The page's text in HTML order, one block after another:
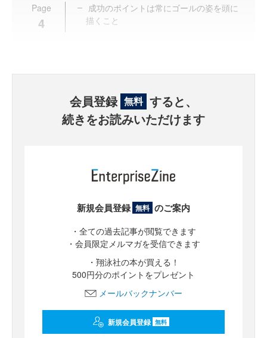
Page
4
成功のポイントは常にゴールの姿を頭に
描くこと
会員登録 無料 すると、
続きをお読みいただけます
新規会員登録 無料 のご案内
・全ての過去記事が閲覧できます
・会員限定メルマガを受信できます
・翔泳社の本が買える！
500円分のポイントをプレゼント
メールバックナンバー
新規会員登録 無料